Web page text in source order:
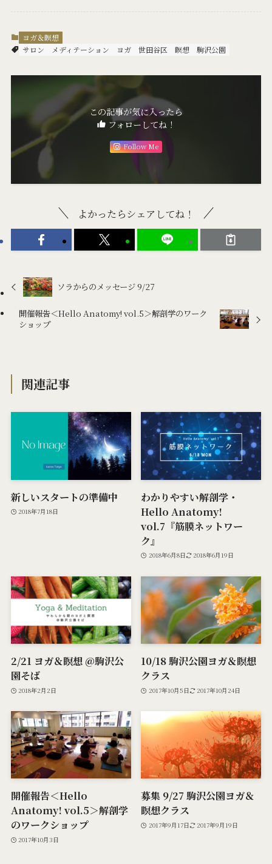
ヨガ＆瞑想
サロン
メディテーション ヨガ 世田谷区 瞑想 駒沢公園
この記事が気に入ったら
フォローしてね！
Follow Me
よかったらシェアしてね！
ソラからのメッセージ 9/27
開催報告＜Hello Anatomy! vol.5＞解剖学のワーク
ショップ
関連記事
新しいスタートの準備中
2018年7月18日
わかりやすい解剖学・
Hello Anatomy!
vol.7『筋膜ネットワー
ク』
2018年6月8日 2018年6月19日
2/21 ヨガ＆瞑想 @駒沢公
園そば
2018年2月2日
10/18 駒沢公園ヨガ＆瞑想
クラス
2017年10月5日 2017年10月24日
開催報告＜Hello
Anatomy! vol.5＞解剖学
のワークショップ
2017年10月3日
募集 9/27 駒沢公園ヨガ＆
瞑想クラス
2017年9月17日 2017年9月19日